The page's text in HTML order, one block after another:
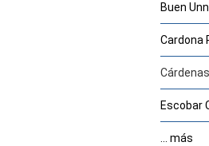
Buen
Cardona
Escobar
... más